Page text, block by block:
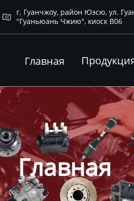

г. Гуанчжоу, район Юэсю, ул.
"Гуаньюань Чжию", киоск B06
Главная
Главная